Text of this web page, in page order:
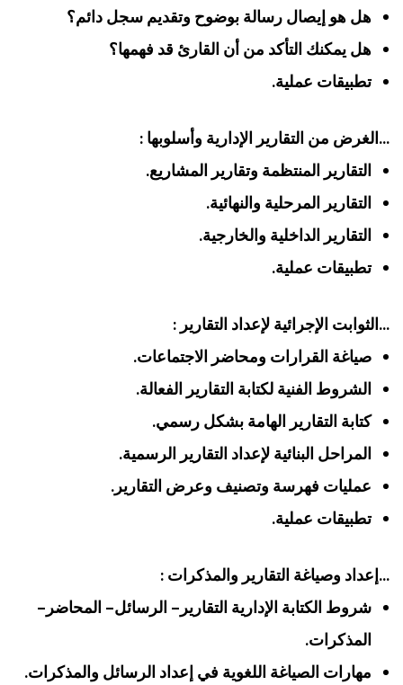
‏هل هو إيصال رسالة بوضوح وتقديم سجل دائم؟‏
‏هل يمكنك التأكد من أن القارئ قد فهمها؟‏
تطبيقات عملية.
‏…الغرض من التقارير الإدارية وأسلوبها :‏
‏التقارير المنتظمة وتقارير المشاريع‏.
‏التقارير المرحلية والنهائية‏.
‏التقارير الداخلية والخارجية.‏
تطبيقات عملية.
…الثوابت الإجرائية لإعداد التقارير :
صياغة القرارات ومحاضر الاجتماعات.
الشروط الفنية لكتابة التقارير الفعالة.
كتابة التقارير الهامة بشكل رسمي.
المراحل البنائية لإعداد التقارير الرسمية.
عمليات فهرسة وتصنيف وعرض التقارير.
تطبيقات عملية.
…إعداد وصياغة التقارير والمذكرات :
شروط الكتابة الإدارية التقارير- الرسائل- المحاضر-
المذكرات.
مهارات الصياغة اللغوية في إعداد الرسائل والمذكرات.